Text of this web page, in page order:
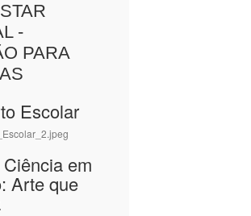
-
PARA
Escolar
em
Arte que